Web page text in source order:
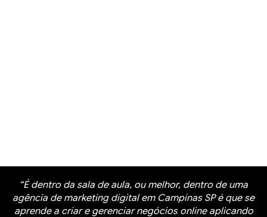
“É dentro da sala de aula, ou melhor, dentro de uma
agência de marketing digital em Campinas SP é que se
aprende a criar e gerenciar negócios online aplicando